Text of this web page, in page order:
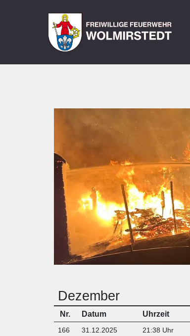
Dezember
Nr. Datum Uhrzeit
166 31.12.2025 21:38 Uhr